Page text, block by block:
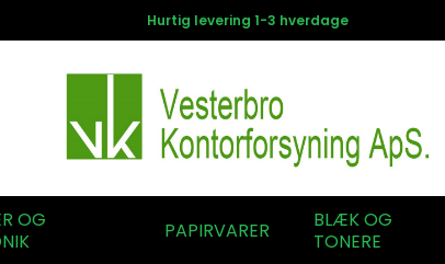
Hurtig levering 1-3 hverdage
OG
PAPIRVARER
BLÆK OG
TONERE